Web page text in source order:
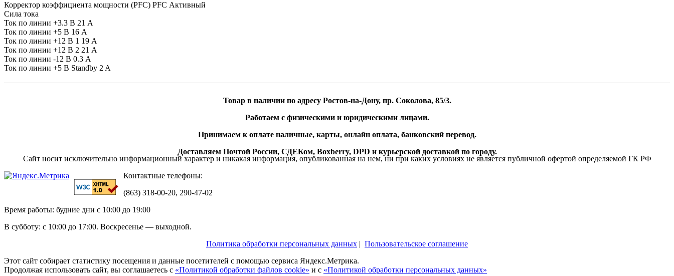
Корректор коэффициента мощности (PFC) PFC Активный
Сила тока
Ток по линии +3.3 В 21 А
Ток по линии +5 В 16 A
Ток по линии +12 В 1 19 A
Ток по линии +12 В 2 21 A
Ток по линии -12 В 0.3 А
Ток по линии +5 В Standby 2 A
Товар в наличии по адресу Ростов-на-Дону, пр. Соколова, 85/3.
Работаем с физическими и юридическими лицами.
Принимаем к оплате наличные, карты, онлайн оплата, банковский перевод.
Доставляем Почтой России, СДЕКом, Boxberry, DPD и курьерской доставкой по городу.
Сайт носит исключительно информационный характер и никакая информация, опубликованная на нем, ни при каких условиях не является публичной офертой определяемой ГК РФ
Контактные телефоны:
(863) 318-00-20, 290-47-02
Время работы: будние дни с 10:00 до 19:00
В субботу: с 10:00 до 17:00. Воскресенье — выходной.
Политика обработки персональных данных | Пользовательское соглашение
Этот сайт собирает статистику посещения и данные посетителей c помощью сервиса Яндекс.Метрика.
Продолжая использовать сайт, вы соглашаетесь с «Политикой обработки файлов cookie» и с «Политикой обработки персональных данных»